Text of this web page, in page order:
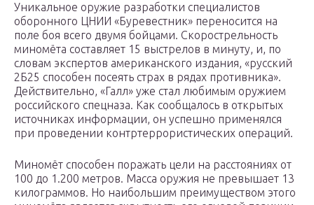
Уникальное оружие разработки специалистов
оборонного ЦНИИ «Буревестник» переносится на
поле боя всего двумя бойцами. Скорострельность
миномёта составляет 15 выстрелов в минуту, и, по
словам экспертов американского издания, «русский
2Б25 способен посеять страх в рядах противника».
Действительно, «Галл» уже стал любимым оружием
российского спецназа. Как сообщалось в открытых
источниках информации, он успешно применялся
при проведении контртеррористических операций.
Миномёт способен поражать цели на расстояниях от
100 до 1.200 метров. Масса оружия не превышает 13
килограммов. Но наибольшим преимуществом этого